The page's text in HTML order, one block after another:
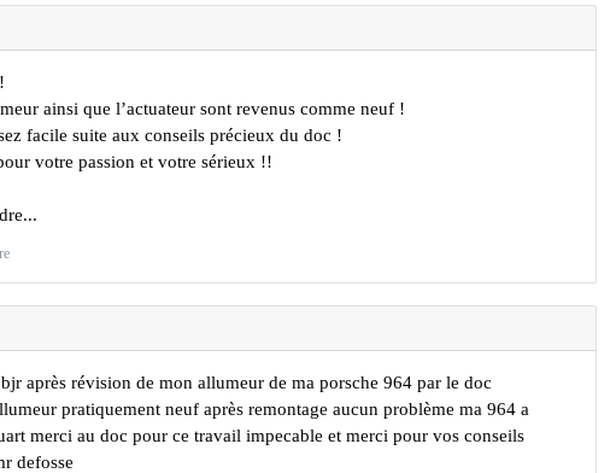
ainsi que l’actuateur sont revenus comme neuf !
facile suite aux conseils précieux du doc !
votre passion et votre sérieux !!
après révision de mon allumeur de ma porsche 964 par le doc
pratiquement neuf après remontage aucun problème ma 964 a
merci au doc pour ce travail impecable et merci pour vos conseils
defosse